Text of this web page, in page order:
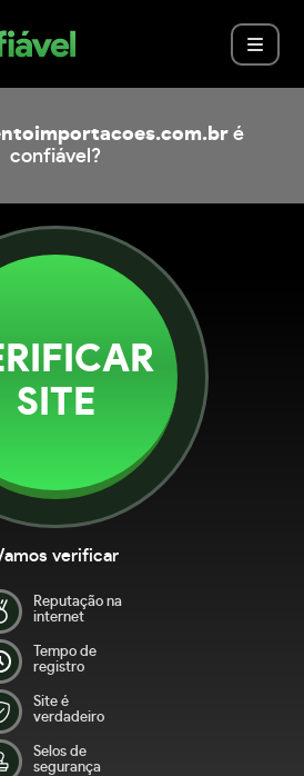
é
confiável?
SITE
verificar
Reputação na
internet
Tempo de
registro
Site é
verdadeiro
Selos de
segurança